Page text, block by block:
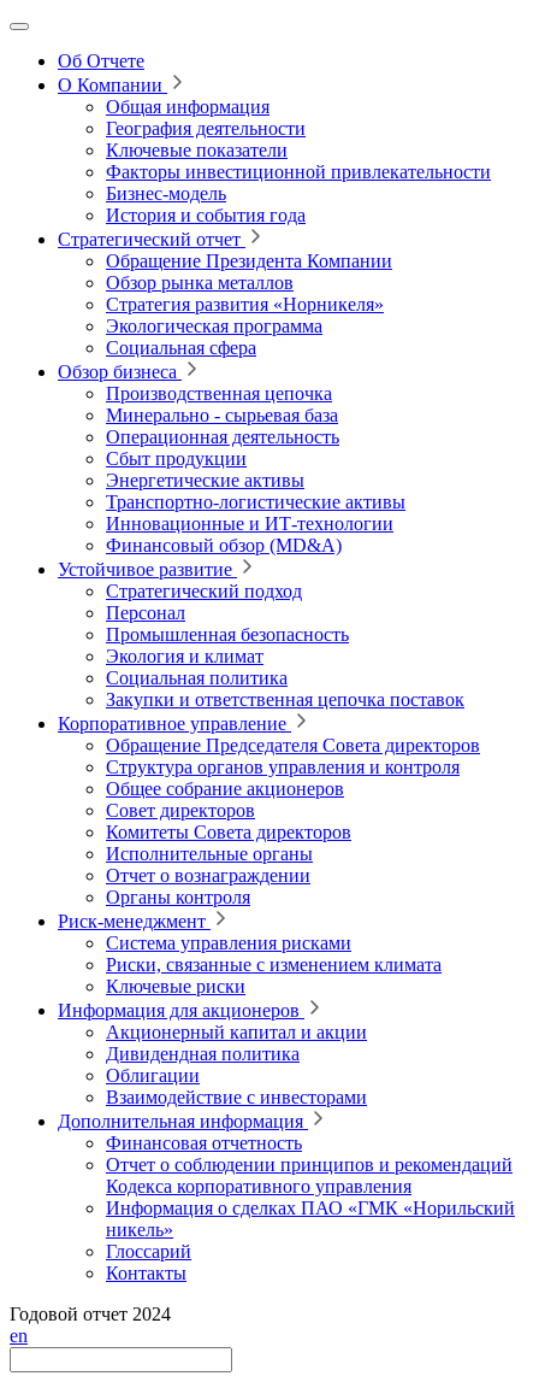
Об Отчете
О Компании
Общая информация
География деятельности
Ключевые показатели
Факторы инвестиционной привлекательности
Бизнес-модель
История и события года
Стратегический отчет
Обращение Президента Компании
Обзор рынка металлов
Стратегия развития «Норникеля»
Экологическая программа
Социальная сфера
Обзор бизнеса
Производственная цепочка
Минерально ‑ сырьевая база
Операционная деятельность
Сбыт продукции
Энергетические активы
Транспортно-логистические активы
Инновационные и ИТ‑технологии
Финансовый обзор (MD&A)
Устойчивое развитие
Стратегический подход
Персонал
Промышленная безопасность
Экология и климат
Социальная политика
Закупки и ответственная цепочка поставок
Корпоративное управление
Обращение Председателя Совета директоров
Структура органов управления и контроля
Общее собрание акционеров
Совет директоров
Комитеты Совета директоров
Исполнительные органы
Отчет о вознаграждении
Органы контроля
Риск-менеджмент
Система управления рисками
Риски, связанные с изменением климата
Ключевые риски
Информация для акционеров
Акционерный капитал и акции
Дивидендная политика
Облигации
Взаимодействие с инвесторами
Дополнительная информация
Финансовая отчетность
Отчет о соблюдении принципов и рекомендаций
Кодекса корпоративного управления
Информация о сделках ПАО «ГМК «Норильский
никель»
Глоссарий
Контакты
Годовой отчет 2024
en